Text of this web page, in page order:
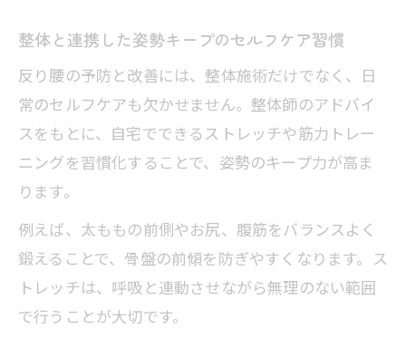
整体と連携した姿勢キープのセルフケア習慣
反り腰の予防と改善には、整体施術だけでなく、日
常のセルフケアも欠かせません。整体師のアドバイ
スをもとに、自宅でできるストレッチや筋力トレー
ニングを習慣化することで、姿勢のキープ力が高ま
ります。
例えば、太ももの前側やお尻、腹筋をバランスよく
鍛えることで、骨盤の前傾を防ぎやすくなります。ス
トレッチは、呼吸と連動させながら無理のない範囲
で行うことが大切です。